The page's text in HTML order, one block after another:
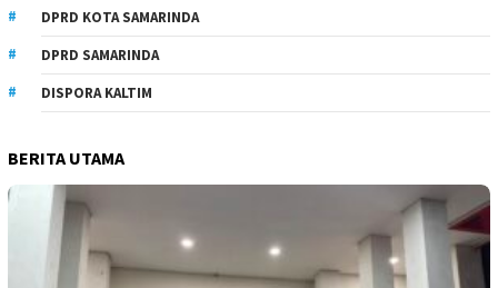
DPRD KOTA SAMARINDA
DPRD SAMARINDA
DISPORA KALTIM
BERITA UTAMA